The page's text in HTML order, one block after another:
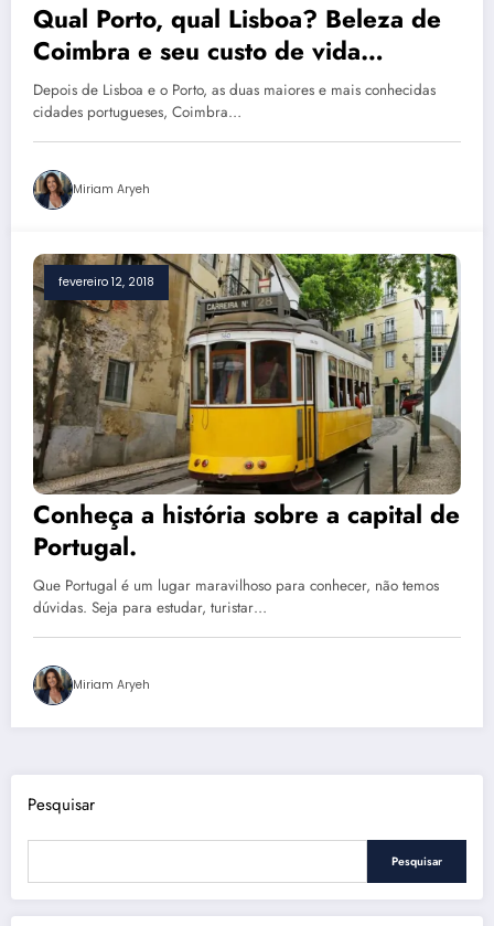
Qual Porto, qual Lisboa? Beleza de
Coimbra e seu custo de vida
encantam
Depois de Lisboa e o Porto, as duas maiores e mais conhecidas
cidades portugueses, Coimbra…
Miriam Aryeh
fevereiro 12, 2018
Conheça a história sobre a capital de
Portugal.
Que Portugal é um lugar maravilhoso para conhecer, não temos
dúvidas. Seja para estudar, turistar…
Miriam Aryeh
Pesquisar
Pesquisar